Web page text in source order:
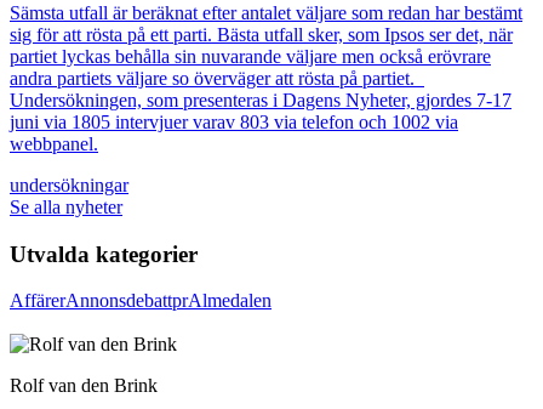
Sämsta utfall är beräknat efter antalet väljare som redan har bestämt
sig för att rösta på ett parti. Bästa utfall sker, som Ipsos ser det, när
partiet lyckas behålla sin nuvarande väljare men också erövrare
andra partiets väljare so överväger att rösta på partiet.
Undersökningen, som presenteras i Dagens Nyheter, gjordes 7-17
juni via 1805 intervjuer varav 803 via telefon och 1002 via
webbpanel.
undersökningar
Se alla nyheter
Utvalda kategorier
AffärerAnnonsdebattprAlmedalen
Rolf van den Brink